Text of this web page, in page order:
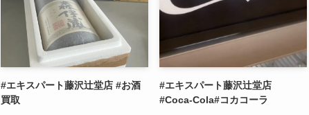
#エキスパート藤沢辻堂店 #お酒
買取
#エキスパート藤沢辻堂店
#Coca-Cola#コカコーラ